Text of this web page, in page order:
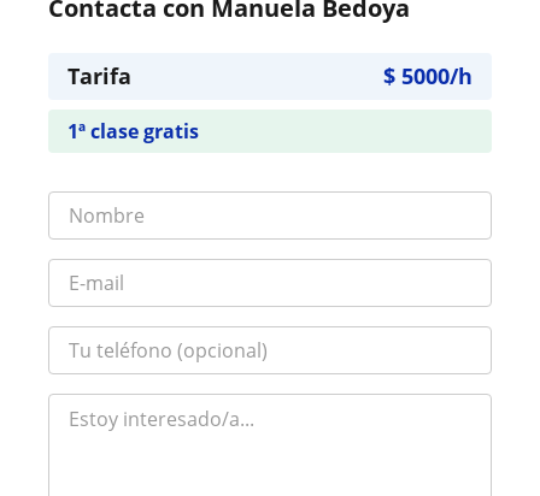
Contacta con Manuela Bedoya
Tarifa $ 5000/h
1ª clase gratis